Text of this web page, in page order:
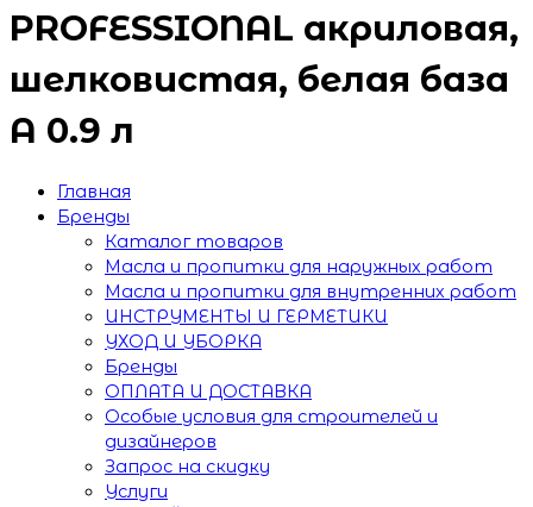
PROFESSIONAL акриловая,
шелковистая, белая база
А 0.9 л
Главная
Бренды
Каталог товаров
Масла и пропитки для наружных работ
Масла и пропитки для внутренних работ
ИНСТРУМЕНТЫ И ГЕРМЕТИКИ
УХОД И УБОРКА
Бренды
ОПЛАТА И ДОСТАВКА
Особые условия для строителей и
дизайнеров
Запрос на скидку
Услуги